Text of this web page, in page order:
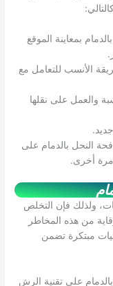
بمعاينة الموقع
الأنسب للتعامل مع
والعمل على نقلها
النحل بالدمام على
مرة أخرى.
ولذلك فإن التخلص
من هذه المخاطر
مبتكرة تضمن
على تقنية الرش